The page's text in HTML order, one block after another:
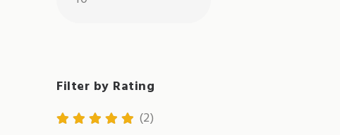
Filter by Rating
(2)